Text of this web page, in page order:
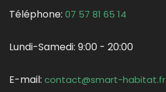
Téléphone: 07 57 81 65 14
Lundi-Samedi: 9:00 - 20:00
E-mail: contact@smart-habitat.fr